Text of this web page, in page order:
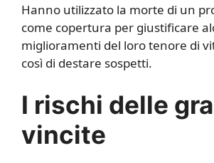
Hanno utilizzato la morte di un
come copertura per giustificare
miglioramenti del loro tenore di
così di destare sospetti.
I rischi delle
vincite